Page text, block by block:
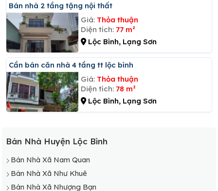
Bán nhà 2 tầng tặng nội thất
Giá: Thỏa thuận
Diện tích: 77 m²
Lộc Bình, Lạng Sơn
Cần bán căn nhà 4 tầng tt lộc bình
Giá: Thỏa thuận
Diện tích: 78 m²
Lộc Bình, Lạng Sơn
Bán Nhà Huyện Lộc Bình
Bán Nhà Xã Nam Quan
Bán Nhà Xã Như Khuê
Bán Nhà Xã Nhượng Bạn